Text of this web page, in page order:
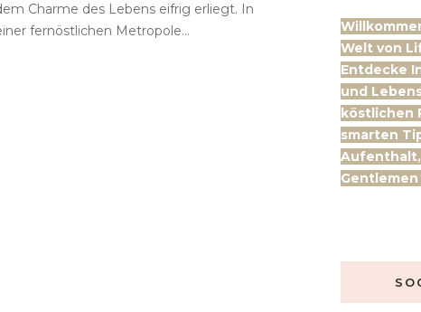
Charme des Lebens eifrig erliegt. In
fernöstlichen Metropole...
Welt von
Entdecke
und
köstlichen
smarten
Gentlemen